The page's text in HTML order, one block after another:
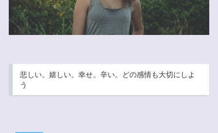
悲しい。嬉しい。幸せ。辛い。どの感情も大切にしよ
う